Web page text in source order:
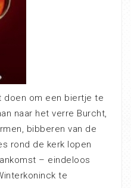
doen om een biertje te
naar het verre Burcht,
bibberen van de
rond de kerk lopen
– eindeloos
te